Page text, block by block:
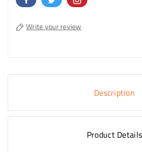
Write your review
Description
Product Details